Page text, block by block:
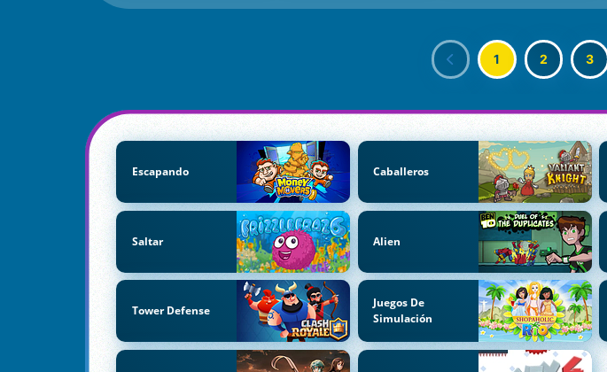
1 2 3
Escapando Caballeros
Saltar Alien
Tower Defense
Juegos De
Simulación